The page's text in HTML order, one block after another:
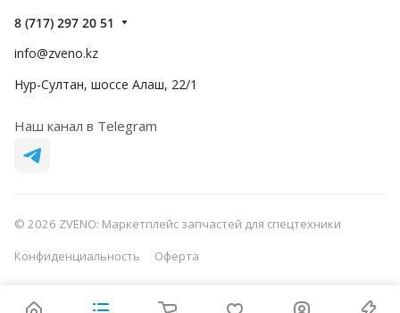
8 (717) 297 20 51
info@zveno.kz
Нур-Султан, шоссе Алаш, 22/1
Наш канал в Telegram
© 2026 ZVENO: Маркетплейс запчастей для спецтехники
Конфиденциальность
Оферта